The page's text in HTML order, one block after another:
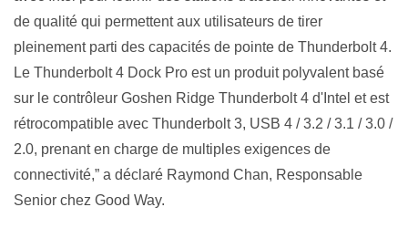
de qualité qui permettent aux utilisateurs de tirer
pleinement parti des capacités de pointe de Thunderbolt 4.
Le Thunderbolt 4 Dock Pro est un produit polyvalent basé
sur le contrôleur Goshen Ridge Thunderbolt 4 d'Intel et est
rétrocompatible avec Thunderbolt 3, USB 4 / 3.2 / 3.1 / 3.0 /
2.0, prenant en charge de multiples exigences de
connectivité,” a déclaré Raymond Chan, Responsable
Senior chez Good Way.